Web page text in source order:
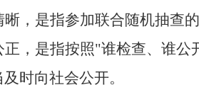
晰，是指参加联合随机抽查
正，是指按照"谁检查、谁
时向社会公开。